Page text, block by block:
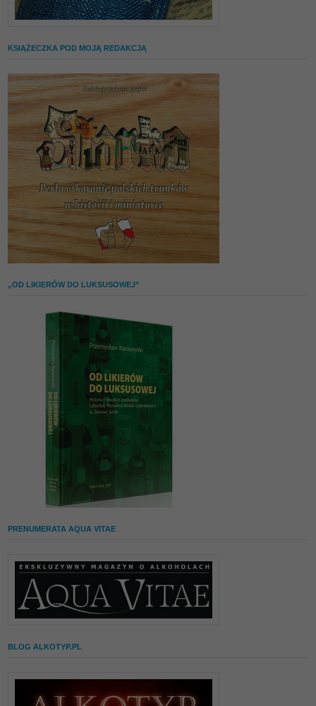
KSIĄŻECZKA POD MOJĄ REDAKCJĄ
„OD LIKIERÓW DO LUKSUSOWEJ”
PRENUMERATA AQUA VITAE
BLOG ALKOTYP.PL